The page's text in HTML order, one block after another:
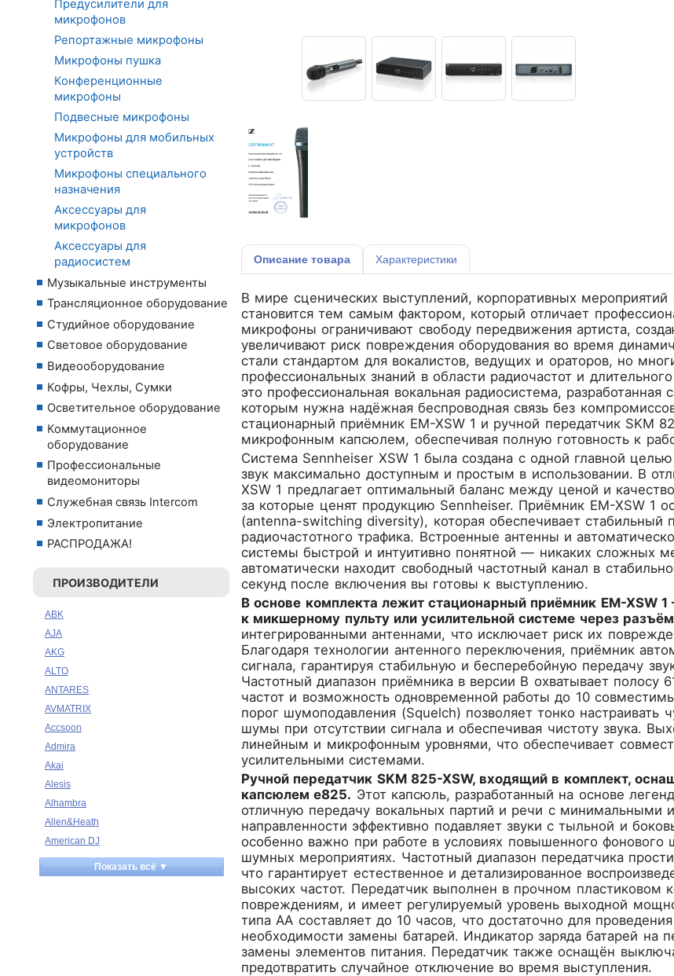
Предусилители для
микрофонов
Репортажные микрофоны
Микрофоны пушка
Конференционные
микрофоны
Подвесные микрофоны
Микрофоны для мобильных
устройств
Микрофоны специального
назначения
Аксессуары для
микрофонов
Аксессуары для
радиосистем
Музыкальные инструменты
Трансляционное оборудование
Студийное оборудование
Световое оборудование
Видеооборудование
Кофры, Чехлы, Сумки
Осветительное оборудование
Коммутационное
оборудование
Профессиональные
видеомониторы
Служебная связь Intercom
Электропитание
РАСПРОДАЖА!
ПРОИЗВОДИТЕЛИ
ABK
AJA
AKG
ALTO
ANTARES
AVMATRIX
Accsoon
Admira
Akai
Alesis
Alhambra
Allen&Heath
American DJ
Ampeg
Apart
Показать всё ▼
Описание товара Характеристики
В мире сценических выступлений, корпоративных
становится тем самым фактором, который отличает
микрофоны ограничивают свободу передвижения артиста,
увеличивают риск повреждения оборудования во время
стали стандартом для вокалистов, ведущих и ораторов, но
профессиональных знаний в области радиочастот и
это профессиональная вокальная радиосистема,
которым нужна надёжная беспроводная связь без
стационарный приёмник EM-XSW 1 и ручной передатчик SKM
микрофонным капсюлем, обеспечивая полную готовность к
Система Sennheiser XSW 1 была создана с одной главной
звук максимально доступным и простым в использовании. В
XSW 1 предлагает оптимальный баланс между ценой и
за которые ценят продукцию Sennheiser. Приёмник EM-XSW 1
(antenna-switching diversity), которая обеспечивает стабильный
радиочастотного трафика. Встроенные антенны и
системы быстрой и интуитивно понятной — никаких сложных
автоматически находит свободный частотный канал в
секунд после включения вы готовы к выступлению.
В основе комплекта лежит стационарный приёмник EM-XSW
к микшерному пульту или усилительной системе через
интегрированными антеннами, что исключает риск их
Благодаря технологии антенного переключения, приёмник
сигнала, гарантируя стабильную и бесперебойную передачу
Частотный диапазон приёмника в версии B охватывает
частот и возможность одновременной работы до 10
порог шумоподавления (Squelch) позволяет тонко настраивать
шумы при отсутствии сигнала и обеспечивая чистоту звука.
линейным и микрофонным уровнями, что обеспечивает
усилительными системами.
Ручной передатчик SKM 825-XSW, входящий в комплект,
капсюлем e825. Этот капсюль, разработанный на основе
отличную передачу вокальных партий и речи с минимальными
направленности эффективно подавляет звуки с тыльной и
особенно важно при работе в условиях повышенного
шумных мероприятиях. Частотный диапазон передатчика
что гарантирует естественное и детализированное
высоких частот. Передатчик выполнен в прочном пластиковом
повреждениям, и имеет регулируемый уровень выходной
типа AA составляет до 10 часов, что достаточно для
необходимости замены батарей. Индикатор заряда батарей на
замены элементов питания. Передатчик также оснащён
предотвратить случайное отключение во время выступления.